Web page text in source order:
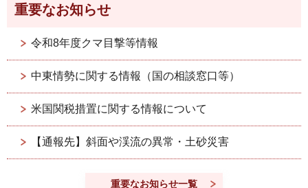
重要なお知らせ
令和8年度クマ目撃等情報
中東情勢に関する情報（国の相談窓口等）
米国関税措置に関する情報について
【通報先】斜面や渓流の異常・土砂災害
重要なお知らせ一覧